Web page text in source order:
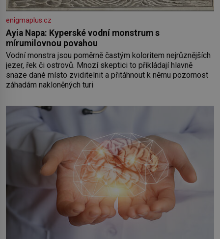
enigmaplus.cz
Ayia Napa: Kyperské vodní monstrum s
mírumilovnou povahou
Vodní monstra jsou poměrně častým koloritem nejrůznějších
jezer, řek či ostrovů. Mnozí skeptici to přikládají hlavně
snaze dané místo zviditelnit a přitáhnout k němu pozornost
záhadám nakloněných turi